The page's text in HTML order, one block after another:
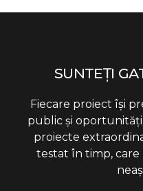
SUNTEȚI
Fiecare proiect își
public și
proiecte
testat în timp, care